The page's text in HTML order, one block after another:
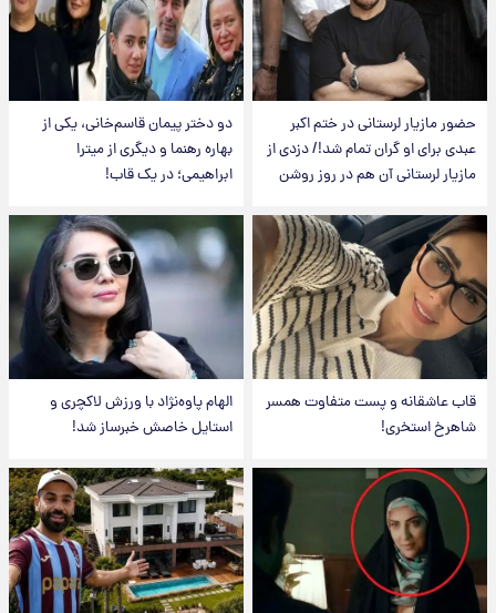
حضور مازیار لرستانی در ختم اکبر
عبدی برای او گران تمام شد!/ دزدی از
مازیار لرستانی آن هم در روز روشن
دو دختر پیمان قاسم‌خانی، یکی از
بهاره رهنما و دیگری از میترا
ابراهیمی؛ در یک قاب!
قاب عاشقانه و پست متفاوت همسر
شاهرخ استخری!
الهام پاوه‌نژاد با ورزش لاکچری و
استایل خاصش خبرساز شد!